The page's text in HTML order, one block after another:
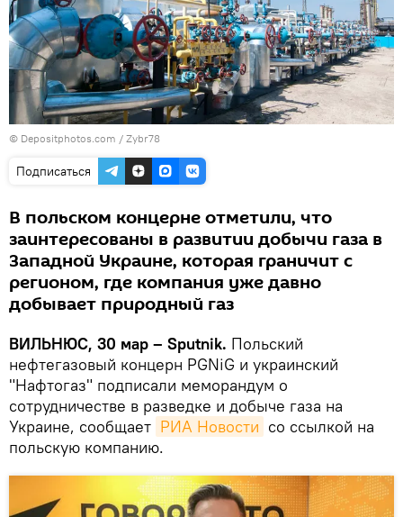
© Depositphotos.com / Zybr78
Подписаться
В польском концерне отметили, что
заинтересованы в развитии добычи газа в
Западной Украине, которая граничит с
регионом, где компания уже давно
добывает природный газ
ВИЛЬНЮС, 30 мар – Sputnik. Польский
нефтегазовый концерн PGNiG и украинский
"Нафтогаз" подписали меморандум о
сотрудничестве в разведке и добыче газа на
Украине, сообщает РИА Новости со ссылкой на
польскую компанию.